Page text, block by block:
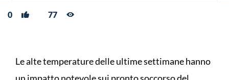
0 77
Le alte temperature delle ultime settimane hanno